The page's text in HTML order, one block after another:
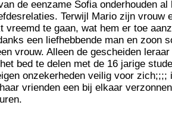
de eenzame Sofia onderhouden al
Terwijl Mario zijn vrouw
vreemd te gaan, wat hem er toe
een liefhebbende man en zoon
vrouw. Alleen de gescheiden
bed te delen met de 16 jarige
onzekerheden veilig voor zich;;;;
vrienden een bij elkaar